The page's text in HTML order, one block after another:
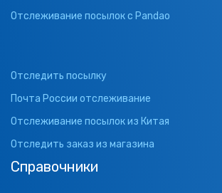
Отслеживание посылок с Pandao
Отследить посылку
Почта России отслеживание
Отслеживание посылок из Китая
Отследить заказ из магазина
Справочники